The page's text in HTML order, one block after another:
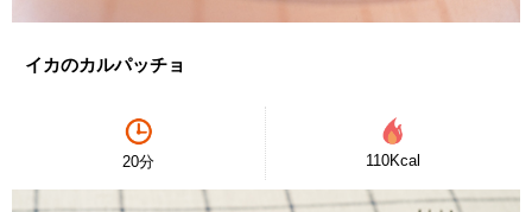
イカのカルパッチョ
20分 110Kcal